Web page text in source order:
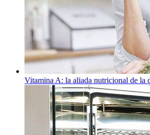
Vitamina A: la aliada nutricional de la